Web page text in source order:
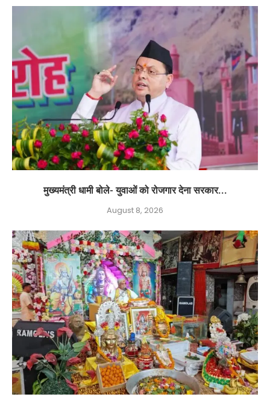
मुख्यमंत्री धामी बोले- युवाओं को रोजगार देना सरकार...
August 8, 2026